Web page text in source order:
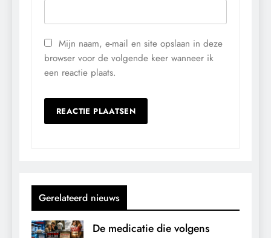
Mijn naam, e-mail en site opslaan in deze
browser voor de volgende keer wanneer ik
een reactie plaats.
Gerelateerd nieuws
De medicatie die volgens